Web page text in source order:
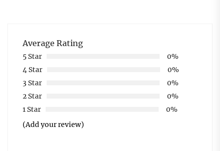
Average Rating
5 Star
0%
4 Star
0%
3 Star
0%
2 Star
0%
1 Star
0%
(Add your review)